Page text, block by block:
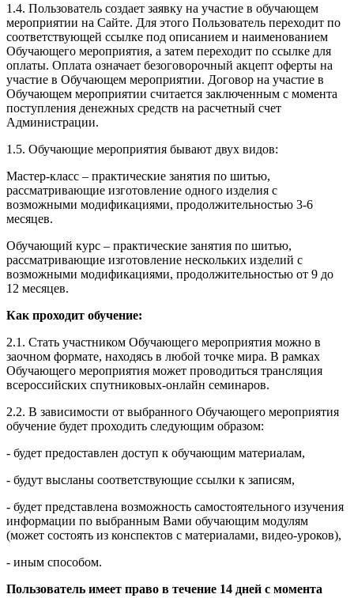
1.4. Пользователь создает заявку на участие в обучающем
мероприятии на Сайте. Для этого Пользователь переходит по
соответствующей ссылке под описанием и наименованием
Обучающего мероприятия, а затем переходит по ссылке для
оплаты. Оплата означает безоговорочный акцепт оферты на
участие в Обучающем мероприятии. Договор на участие в
Обучающем мероприятии считается заключенным с момента
поступления денежных средств на расчетный счет
Администрации.
1.5. Обучающие мероприятия бывают двух видов:
Мастер-класс – практические занятия по шитью,
рассматривающие изготовление одного изделия с
возможными модификациями, продолжительностью 3-6
месяцев.
Обучающий курс – практические занятия по шитью,
рассматривающие изготовление нескольких изделий с
возможными модификациями, продолжительностью от 9 до
12 месяцев.
Как проходит обучение:
2.1. Стать участником Обучающего мероприятия можно в
заочном формате, находясь в любой точке мира. В рамках
Обучающего мероприятия может проводиться трансляция
всероссийских спутниковых-онлайн семинаров.
2.2. В зависимости от выбранного Обучающего мероприятия
обучение будет проходить следующим образом:
- будет предоставлен доступ к обучающим материалам,
- будут высланы соответствующие ссылки к записям,
- будет представлена возможность самостоятельного изучения
информации по выбранным Вами обучающим модулям
(может состоять из конспектов с материалами, видео-уроков),
- иным способом.
Пользователь имеет право в течение 14 дней с момента